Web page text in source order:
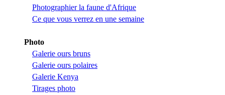
Photographier la faune d'Afrique
Ce que vous verrez en une semaine
Photo
Galerie ours bruns
Galerie ours polaires
Galerie Kenya
Tirages photo